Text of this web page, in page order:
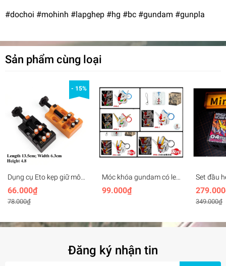
#dochoi #mohinh #lapghep #hg #bc #gundam #gunpla
Sản phẩm cùng loại
- 15%
Dụng cụ Eto kẹp giữ mô
hình Mini bench vise
plastic
66.000₫
78.000₫
Móc khóa gundam có led
SD Mecha Head Key
Chain (rx78, unicorn,
99.000₫
Set đầu
MHEX
Vajra 04
349.000₫
Đăng ký nhận tin